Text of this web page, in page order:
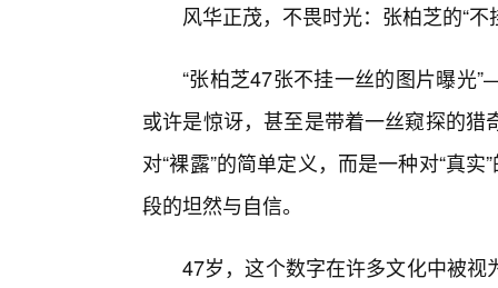
风华正茂，不畏时光：张柏芝的“不
“张柏芝47张不挂一丝的图片曝光
或许是惊讶，甚至是带着一丝窥探的
对“裸露”的简单定义，而是一种对“真
段的坦然与自信。
47岁，这个数字在许多文化中被